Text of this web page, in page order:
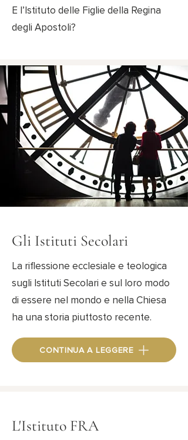
E l’Istituto delle Figlie della Regina
degli Apostoli?
Gli Istituti Secolari
La riflessione ecclesiale e teologica
sugli Istituti Secolari e sul loro modo
di essere nel mondo e nella Chiesa
ha una storia piuttosto recente.
CONTINUA A LEGGERE
L'Istituto FRA